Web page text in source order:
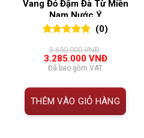
280.000 VNĐ.
Vang Đỏ Đậm Đà Từ Miền
Nam Nước Ý
đánh giá
(0)
3.650.000VNĐ
Giá
gốc
3.650.000 VNĐ.
3.285.000 VNĐGiá
là:
Đã bao gồm VAT
THÊM VÀO GIỎ HÀNG